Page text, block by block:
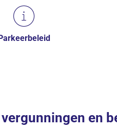
(opent in nieuw
en